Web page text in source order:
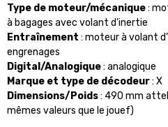
Type de moteur/mécanique:
à bagages avec volant d’inertie
Entraînement : moteur à volant
engrenages
Digital/Analogique: analogique
Marque et type de décodeur: X
Dimensions/Poids: 490 mm
mêmes valeurs que le jouef)